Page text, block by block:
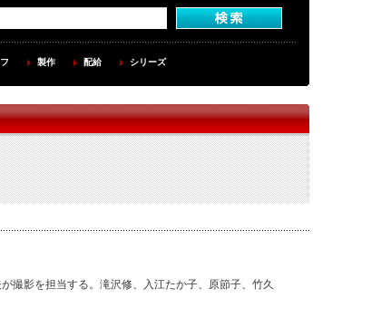
製作 配給 シリーズ
撮影を担当する。滝沢修、入江たか子、原節子、竹久